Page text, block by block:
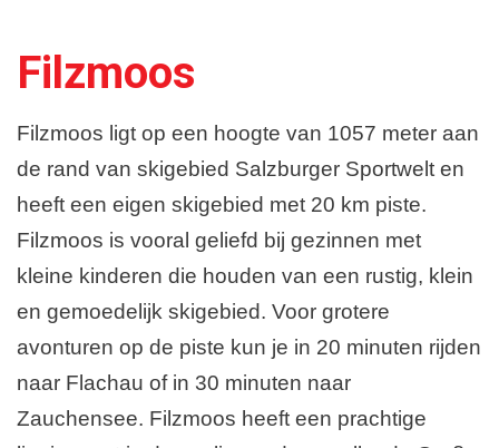
Filzmoos
Filzmoos ligt op een hoogte van 1057 meter aan
de rand van skigebied Salzburger Sportwelt en
heeft een eigen skigebied met 20 km piste.
Filzmoos is vooral geliefd bij gezinnen met
kleine kinderen die houden van een rustig, klein
en gemoedelijk skigebied. Voor grotere
avonturen op de piste kun je in 20 minuten rijden
naar Flachau of in 30 minuten naar
Zauchensee. Filzmoos heeft een prachtige